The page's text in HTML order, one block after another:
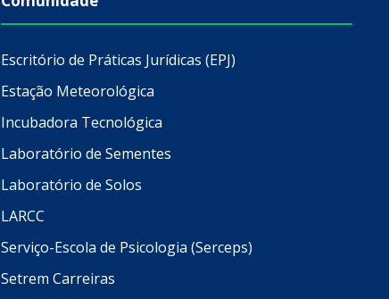
Escritório de Práticas Jurídicas (EPJ)
Estação Meteorológica
Incubadora Tecnológica
Laboratório de Sementes
Laboratório de Solos
LARCC
Serviço-Escola de Psicologia (Serceps)
Setrem Carreiras